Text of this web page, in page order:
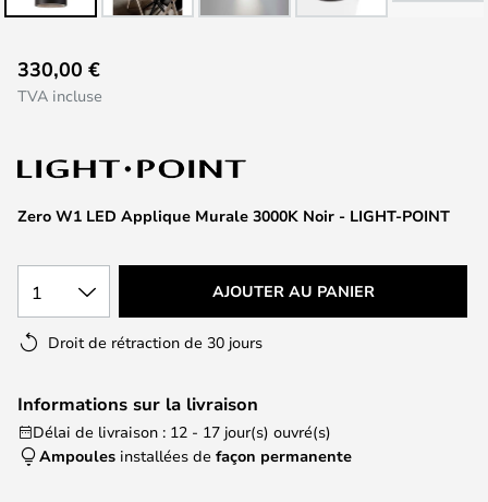
to
the
of
images
Zero W1 LED Applique Murale 3000K Noir - LIGHT-POINT
330,00 €
TVA incluse
1 AJOUTER AU PANIER
Droit de rétraction de 30 jours
Informations sur la livraison
Délai de livraison : 12 - 17 jour(s) ouvré(s)
Ampoules installées de façon permanente